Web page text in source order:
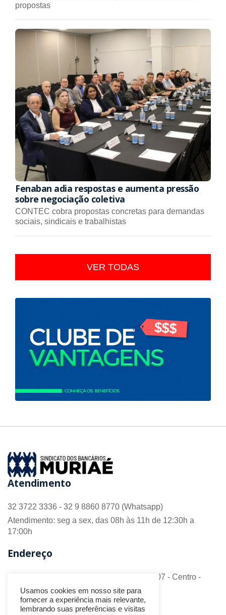
propostas
Fenaban adia respostas e aumenta pressão
sobre negociação coletiva
CONTEC cobra propostas concretas para demandas
sociais, sindicais e trabalhistas
VER TODAS
Atendimento
32 3722 3336 - 32 9 8860 8770 (Whatsapp)
Atendimento: seg a sex, das 08h às 11h de 12:30h a
17:00h
Endereço
R. Barão do Monte Alto nº 70 - Sala 306/307 - Centro -
CEP 36.880-018 - Muriaé/MG
Redes Sociais
Usamos cookies em nosso site para
fornecer a experiência mais relevante,
lembrando suas preferências e visitas